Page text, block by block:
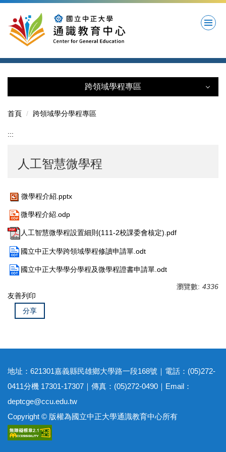
主
容
跨領域學程專區
跨領域學程專區
藝術微學程
世代永續與智慧科技微學程
更多跨領域學分學程
國立中正大學學生修習跨領域學程獎勵要點
首頁 跨領域學分學程專區
:::
人工智慧微學程
微學程介紹.pptx
微學程介紹.odp
人工智慧微學程設置細則(111-2校課委會核定).pdf
國立中正大學跨領域學程修讀申請單.odt
國立中正大學學分學程及微學程證書申請單.odt
瀏覽數: 4336
友善列印
分享
地址：621301嘉義縣民雄鄉大學路一段168號｜電話：(05)272-
0411分機 17301-17307｜傳真：(05)272-0490｜Email：
deptcge@ccu.edu.tw
Copyright © 版權為國立中正大學通識教育中心所有